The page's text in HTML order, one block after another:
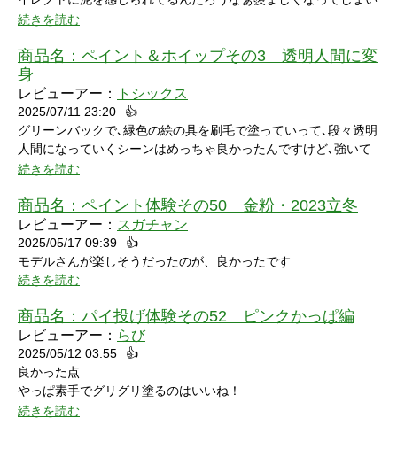
たw」と笑ってしまいました。リアクションもクールな見た目に
い悔しさを滲ませながら罰ゲームを受けている姿にドキドキして
しまいました。
ました。
続きを読む
商品名： ペイント＆ホイップその3 透明人間に変
身
レビューアー： トシックス
2025/07/11 23:20
👍
グリーンバックで､緑色の絵の具を刷毛で塗っていって､段々透明
人間になっていくシーンはめっちゃ良かったんですけど､強いて
言うなら､上半身だけで無くて､全身も透明になる所も見てみたい
続きを読む
商品名： ペイント体験その50 金粉・2023立冬
レビューアー： スガチャン
2025/05/17 09:39
👍
モデルさんが楽しそうだったのが、良かったです
続きを読む
商品名： パイ投げ体験その52 ピンクかっぱ編
レビューアー： らび
2025/05/12 03:55
👍
良かった点
やっぱ素手でグリグリ塗るのはいいね！
特に21分の途中からとてもいい感じ！
続きを読む